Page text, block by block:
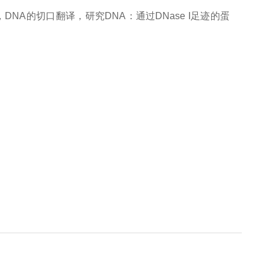
的切口翻译，研究DNA：通过DNase I足迹的蛋